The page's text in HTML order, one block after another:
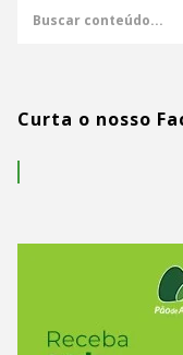
Curta o nosso